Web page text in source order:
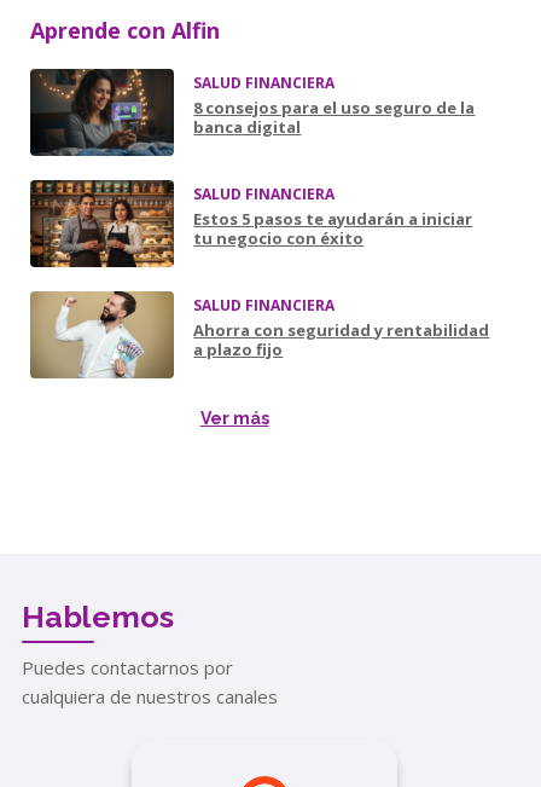
Aprende con Alfin
SALUD FINANCIERA
8 consejos para el uso seguro de la
banca digital
SALUD FINANCIERA
Estos 5 pasos te ayudarán a iniciar
tu negocio con éxito
SALUD FINANCIERA
Ahorra con seguridad y rentabilidad
a plazo fijo
Ver más
Hablemos
Puedes contactarnos por
cualquiera de nuestros canales